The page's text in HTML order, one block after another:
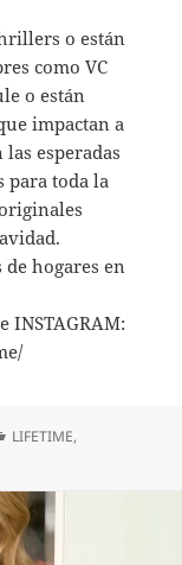
o están
como VC
o están
impactan a
esperadas
para toda la
hogares en
Categorías
LIFETIME,
DE LIFETIME MOVIES